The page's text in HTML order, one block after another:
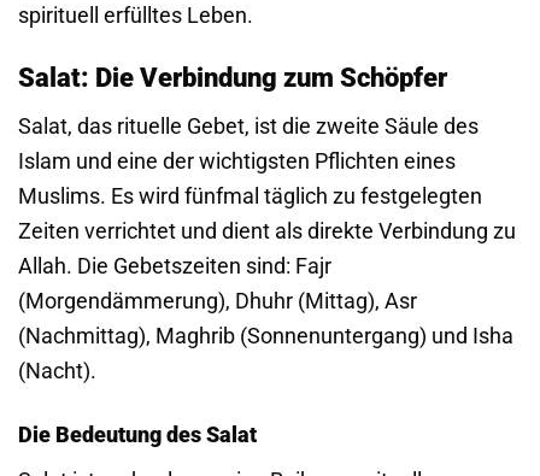
spirituell erfülltes Leben.
Salat: Die Verbindung zum Schöpfer
Salat, das rituelle Gebet, ist die zweite Säule des
Islam und eine der wichtigsten Pflichten eines
Muslims. Es wird fünfmal täglich zu festgelegten
Zeiten verrichtet und dient als direkte Verbindung zu
Allah. Die Gebetszeiten sind: Fajr
(Morgendämmerung), Dhuhr (Mittag), Asr
(Nachmittag), Maghrib (Sonnenuntergang) und Isha
(Nacht).
Die Bedeutung des Salat